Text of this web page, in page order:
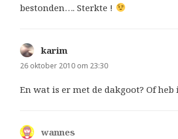
bestonden…. Sterkte !
karim
26 oktober 2010 om 23:30
En wat is er met de dakgoot? Of heb
wannes